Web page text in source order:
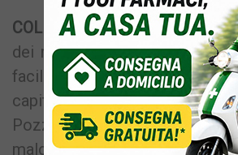
COLLETTIVITA’ PAGA– Lo
dei marciapiedi del centro
facilmente un problema
capitato diverse volte
Pozzuoli sia stato
malcapitato che per colpa